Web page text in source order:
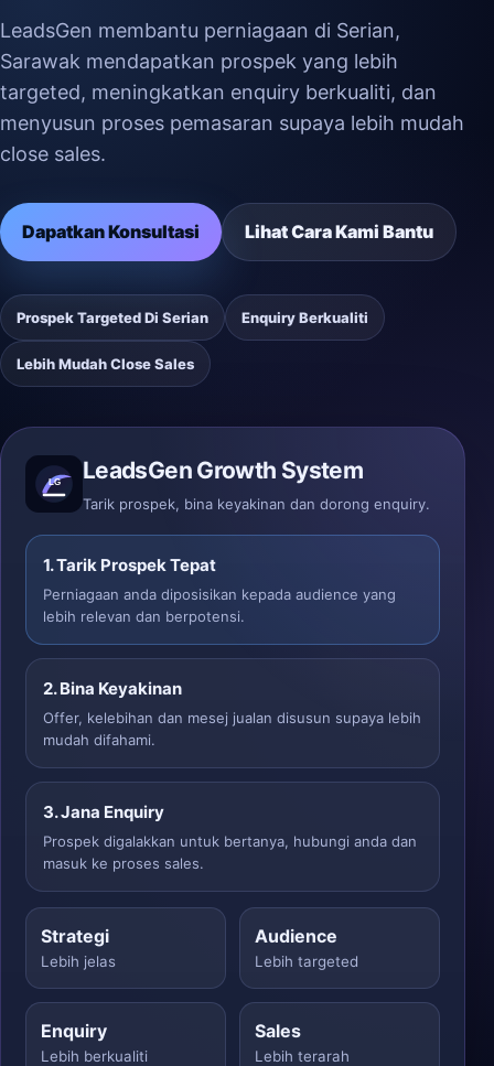
LeadsGen membantu perniagaan di Serian,
Sarawak mendapatkan prospek yang lebih
targeted, meningkatkan enquiry berkualiti, dan
menyusun proses pemasaran supaya lebih mudah
close sales.
Dapatkan Konsultasi Lihat Cara Kami Bantu
Prospek Targeted Di Serian Enquiry Berkualiti
Lebih Mudah Close Sales
LeadsGen Growth System
Tarik prospek, bina keyakinan dan dorong enquiry.
1. Tarik Prospek Tepat
Perniagaan anda diposisikan kepada audience yang
lebih relevan dan berpotensi.
2. Bina Keyakinan
Offer, kelebihan dan mesej jualan disusun supaya lebih
mudah difahami.
3. Jana Enquiry
Prospek digalakkan untuk bertanya, hubungi anda dan
masuk ke proses sales.
Strategi
Lebih jelas
Audience
Lebih targeted
Enquiry
Lebih berkualiti
Sales
Lebih terarah